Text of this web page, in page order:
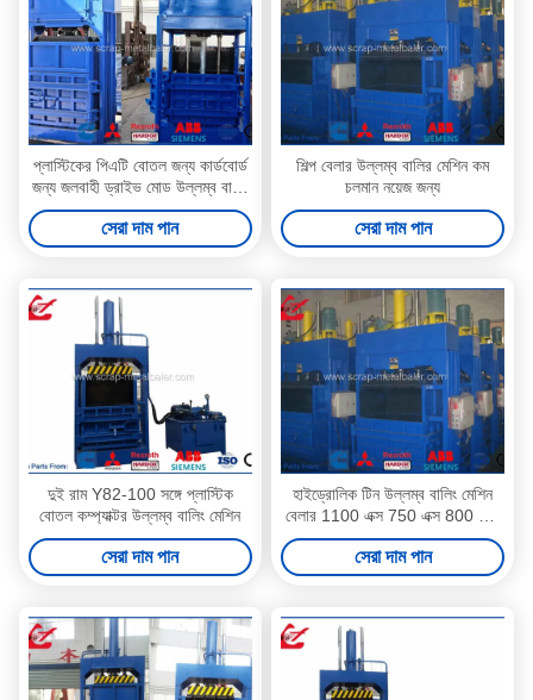
প্লাস্টিকের পিএটি বোতল জন্য কার্ডবোর্ড
জন্য জলবাহী ড্রাইভ মোড উল্লম্ব বালিং
মেশিন
সেরা দাম পান
শিল্প বেলার উল্লম্ব বালির মেশিন কম
চলমান নয়েজ জন্য
সেরা দাম পান
দুই রাম Y82-100 সঙ্গে প্লাস্টিক
বোতল কম্প্যাক্টর উল্লম্ব বালিং মেশিন
সেরা দাম পান
হাইড্রোলিক টিন উল্লম্ব বালিং মেশিন
বেলার 1100 এক্স 750 এক্স 800 মিমি
Y82-63 পারেন
সেরা দাম পান